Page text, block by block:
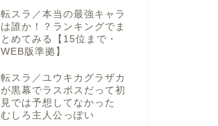
転スラ／本当の最強キャラ
は誰か！？ランキングでま
とめてみる【15位まで・
WEB版準拠】
転スラ／ユウキカグラザカ
が黒幕でラスボスだって初
見では予想してなかった
むしろ主人公っぽい